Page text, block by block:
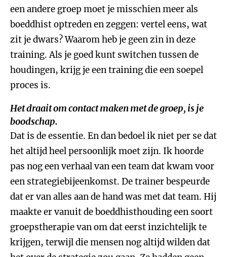
een andere groep moet je misschien meer als
boeddhist optreden en zeggen: vertel eens, wat
zit je dwars? Waarom heb je geen zin in deze
training. Als je goed kunt switchen tussen de
houdingen, krijg je een training die een soepel
proces is.
Het draait om contact maken met de groep, is je
boodschap.
Dat is de essentie. En dan bedoel ik niet per se dat
het altijd heel persoonlijk moet zijn. Ik hoorde
pas nog een verhaal van een team dat kwam voor
een strategiebijeenkomst. De trainer bespeurde
dat er van alles aan de hand was met dat team. Hij
maakte er vanuit de boeddhisthouding een soort
groepstherapie van om dat eerst inzichtelijk te
krijgen, terwijl die mensen nog altijd wilden dat